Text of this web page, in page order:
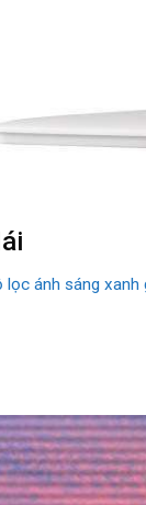
lọc ánh sáng